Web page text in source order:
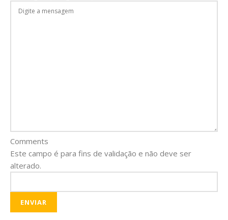
Comments
Este campo é para fins de validação e não deve ser
alterado.